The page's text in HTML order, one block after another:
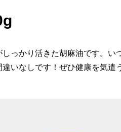
っかり活きた胡麻油です。い
いなしです！ぜひ健康を気遣